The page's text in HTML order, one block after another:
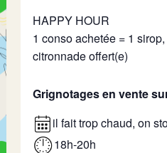
HAPPY HOUR
1 conso achetée = 1
citronnade offert(e)
Grignotages en vente
il fait trop chaud, on
18h-20h